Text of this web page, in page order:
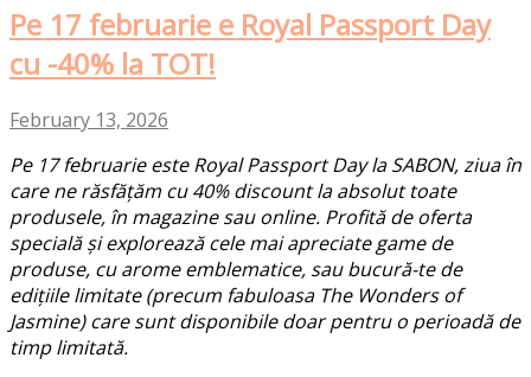
Pe 17 februarie e Royal Passport Day
cu -40% la TOT!
February 13, 2026
Pe 17 februarie este Royal Passport Day la SABON, ziua în
care ne răsfățăm cu 40% discount la absolut toate
produsele, în magazine sau online. Profită de oferta
specială și explorează cele mai apreciate game de
produse, cu arome emblematice, sau bucură-te de
edițiile limitate (precum fabuloasa The Wonders of
Jasmine) care sunt disponibile doar pentru o perioadă de
timp limitată.